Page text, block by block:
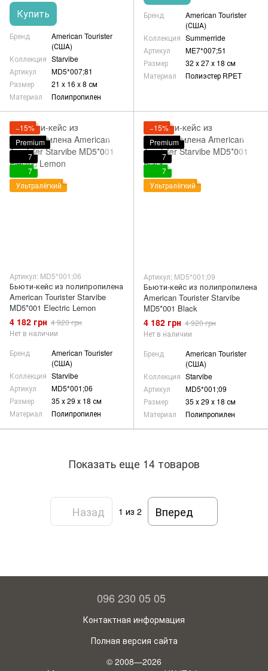
Купить
Бренд
American Tourister
(США)
Коллекция Starvibe
Артикул
MD5*007;81
Размер
21 x 16 x 8 см
Материал
Полипропилен
Бренд
American Tourister
(США)
Коллекция Summerride
Артикул
ME7*007;51
Размер
32 х 27 х 18 см
Материал
Полиэстер RPET
−15%
Premium
7
7
Ультралёгкий
Артикул: MD5*001;06
Бьюти-кейс из полипропилена
American Tourister Starvibe
MD5*001 Electric Lemon
4 182 грн 4 920 грн
Нет в наличии
Бренд
American Tourister
(США)
Коллекция Starvibe
Артикул
MD5*001;06
Размер
35 х 29 х 18 см
Материал
Полипропилен
−15%
Premium
7
7
Ультралёгкий
Артикул: MD5*001;09
Бьюти-кейс из полипропилена
American Tourister Starvibe
MD5*001 Black
4 182 грн 4 920 грн
Нет в наличии
Бренд
American Tourister
(США)
Коллекция Starvibe
Артикул
MD5*001;09
Размер
35 х 29 х 18 см
Материал
Полипропилен
Показать еще 14 товаров
Назад 1 из 2 Вперед
096 230 05 05
Контактная информация
Полная версия сайта
© 2008—2026